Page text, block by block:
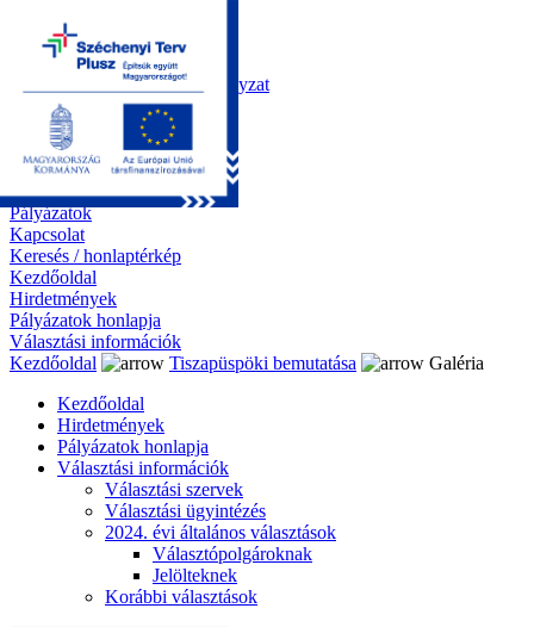
Kezdőoldal
Önkormányzat
Polgármesteri Hivatal
Roma Nemzetiségi Önkormányzat
Elektronikus ügyintézés
Közérdekű információk
Tiszapüspöki bemutatása
Galéria
Díjazottaink
Pályázatok
Kapcsolat
Keresés / honlaptérkép
Kezdőoldal
Hirdetmények
Pályázatok honlapja
Választási információk
Kezdőoldal
Tiszapüspöki bemutatása
Galéria
Kezdőoldal
Hirdetmények
Pályázatok honlapja
Választási információk
Választási szervek
Választási ügyintézés
2024. évi általános választások
Választópolgároknak
Jelölteknek
Korábbi választások